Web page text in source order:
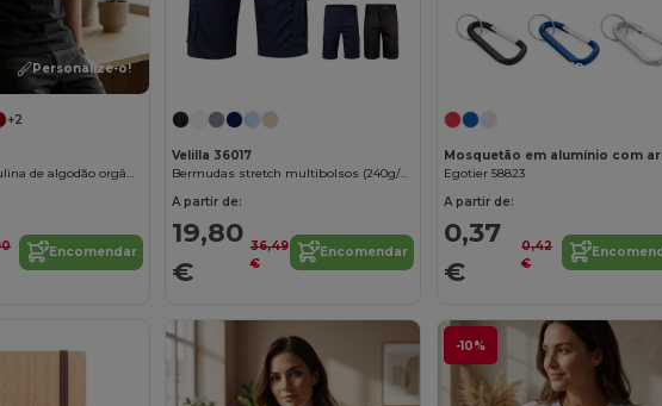
Personalize-o!
+2
Camiseta masculina de algodão orgânico
Encomendar
Velilla 36017
Bermudas stretch multibolsos (240g/m²), em algodão (46%), EME (38%) e poliéster (16%)
A partir de:
19,80
€
36,49
€
Encomendar
Personalize-
Egotier 58823
A partir de:
0,37
€
0,42
€
-10%